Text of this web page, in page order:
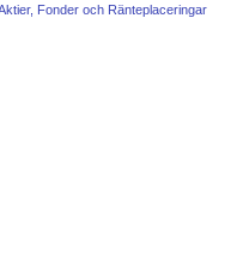
Fonder och Ränteplaceringar